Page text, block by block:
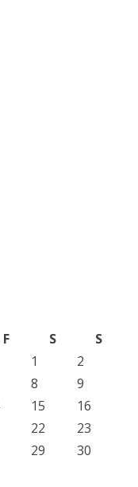
F S
S
1
2
8
9
15
16
22
23
29
30